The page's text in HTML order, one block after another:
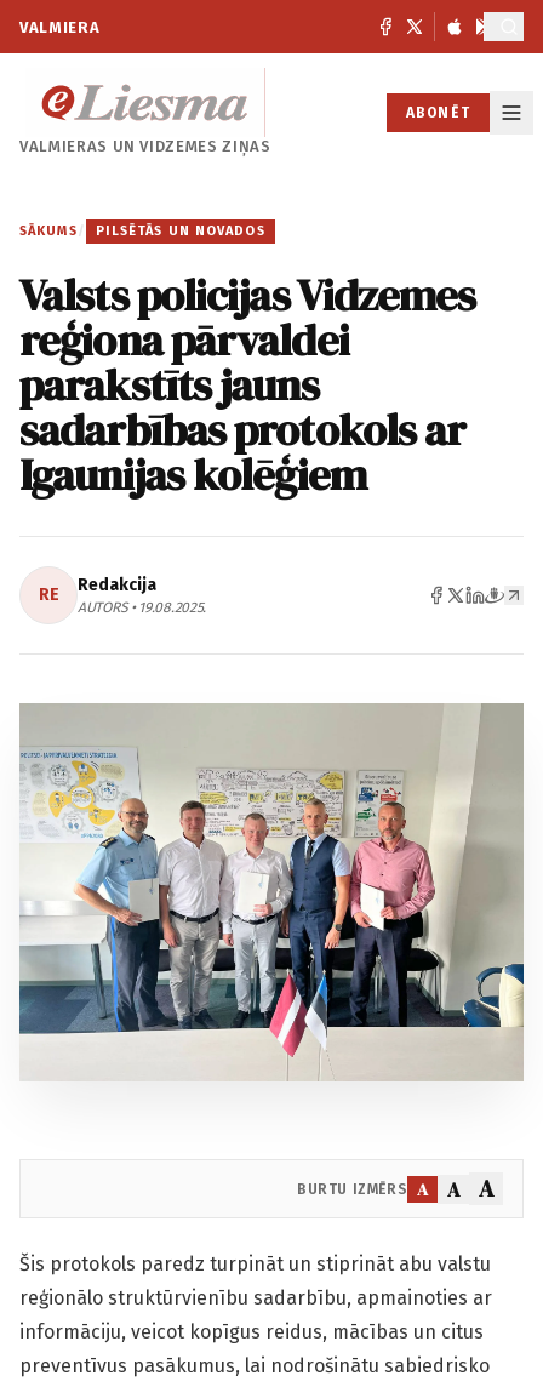
VALMIERA
VALMIERAS UNVIDZEMES ZIŅAS
ABONĒT
SĀKUMS / PILSĒTĀS UN NOVADOS
Valsts policijas Vidzemes
reģiona pārvaldei
parakstīts jauns
sadarbības protokols ar
Igaunijas kolēģiem
RE Redakcija
AUTORS • 19.08.2025.
BURTU IZMĒRS A A A
Šis protokols paredz turpināt un stiprināt abu valstu
reģionālo struktūrvienību sadarbību, apmainoties ar
informāciju, veicot kopīgus reidus, mācības un citus
preventīvus pasākumus, lai nodrošinātu sabiedrisko